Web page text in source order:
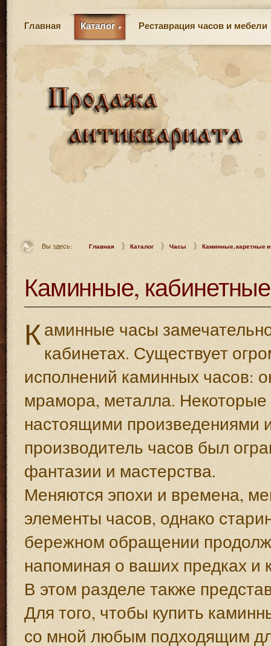
Главная Каталог Реставрация часов и мебели
Вы здесь: Главная Каталог Часы Каминные, каретные
Каминные,
Каминные часы
кабинетах. Существует
исполнений каминных часов:
мрамора, металла.
настоящими произведениями
производитель часов был
фантазии и мастерства.
Меняются эпохи и времена,
элементы часов, однако
бережном обращении
напоминая о ваших предках и
В этом разделе также
Для того, чтобы купить
со мной любым подходящим